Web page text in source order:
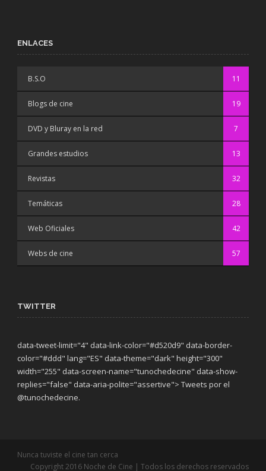
ENLACES
B.S.O 11
Blogs de cine 19
DVD y Bluray en la red 7
Grandes estudios 13
Revistas 32
Temáticas 28
Web Oficiales 42
Webs de cine 57
TWITTER
data-tweet-limit="4" data-link-color="#d520d9" data-border-
color="#ddd" lang="ES" data-theme="dark" height="300"
width="255" data-screen-name="tunochedecine" data-show-
replies="false" data-aria-polite="assertive"> Tweets por el
@tunochedecine.
Nunca tuviste el cine tan cerca
Copyright 2016 Noche de Cine | Todos los derechos reservados